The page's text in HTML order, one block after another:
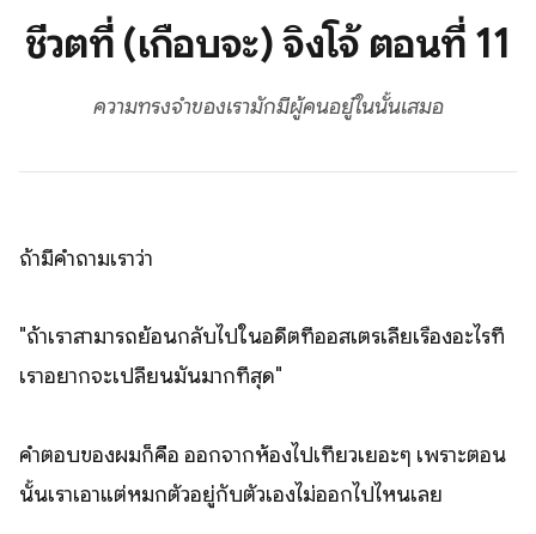
ชีวิตที่ (เกือบจะ) จิงโจ้ ตอนที่ 11
ความทรงจำของเรามักมีผู้คนอยู๋ในนั้นเสมอ
ถ้ามีคำถามเราว่า
"ถ้าเราสามารถย้อนกลับไปในอดีตที่ออสเตรเลียเรื่องอะไรที่
เราอยากจะเปลี่ยนมันมากที่สุด"
คำตอบของผมก็คือ ออกจากห้องไปเที่ยวเยอะๆ เพราะตอน
นั้นเราเอาแต่หมกตัวอยู่กับตัวเองไม่ออกไปไหนเลย